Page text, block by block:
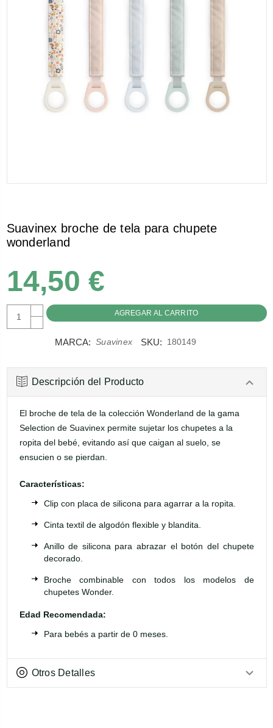
Suavinex broche de tela para chupete
wonderland
14,50 €
AUMENTAR
CANTIDAD:
DISMINUIR
MARCA: Suavinex SKU: 180149
Descripción del Producto
El broche de tela de la colección Wonderland de la gama
Selection de Suavinex permite sujetar los chupetes a la
ropita del bebé, evitando así que caigan al suelo, se
ensucien o se pierdan.
Características:
Clip con placa de silicona para agarrar a la ropita.
Cinta textil de algodón flexible y blandita.
Anillo de silicona para abrazar el botón del chupete
decorado.
Broche combinable con todos los modelos de
chupetes Wonder.
Edad Recomendada:
Para bebés a partir de 0 meses.
Otros Detalles